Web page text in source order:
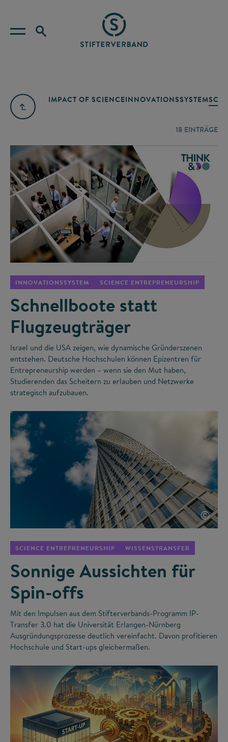
IMPACT OF SCIENCEINNOVATIONSSYSTEM
18 EINTRÄGE
INNOVATIONSSYSTEM SCIENCE ENTREPRENEURSHIP
Schnellboote statt
Flugzeugträger
Israel und die USA zeigen, wie dynamische Gründerszenen
entstehen. Deutsche Hochschulen können Epizentren für
Entrepreneurship werden – wenn sie den Mut haben,
Studierenden das Scheitern zu erlauben und Netzwerke
strategisch aufzubauen.
©
SCIENCE ENTREPRENEURSHIP WISSENSTRANSFER
Sonnige Aussichten für
Spin-offs
Mit den Impulsen aus dem Stifterverbands-Programm IP-
Transfer 3.0 hat die Universität Erlangen-Nürnberg
Ausgründungsprozesse deutlich vereinfacht. Davon profitieren
Hochschule und Start-ups gleichermaßen.